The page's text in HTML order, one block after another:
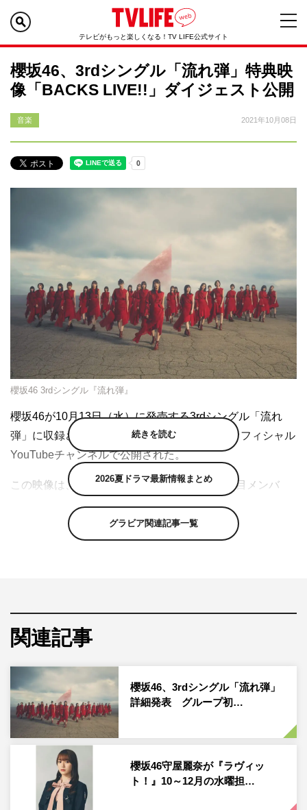
テレビがもっと楽しくなる！TV LIFE公式サイト
櫻坂46、3rdシングル「流れ弾」特典映
像「BACKS LIVE!!」ダイジェスト公開
音楽 2021年10月08日
櫻坂46 3rdシングル『流れ弾』
櫻坂46が10月13日（水）に発売する3rdシングル「流れ
弾」に収録される特典映像のダイジェストがオフィシャル
YouTubeチャンネルで公開された。
この映像は、1stシングル・2ndシングルの3列目メンバ
ー、通称“BACKS”メンバーのみで今年6月に開催されたラ
イブ「BACKS LIVE!!」より、3日目の公演を中心に収録さ
れたものからのダイジェスト。このライブは生配信されて
ライブで披露される各楽曲のセンターは、「私たちで、櫻
坂46を、強くする。」というキャッチコピーの下、メンバ
ーによる立候補制で選出。3公演を通して全員が必ず1度は
センターに立つため、普段とは違ったグループの装いを見
ることができる。グループにとって有観客での単独ライブ
は改名後初ということもあり、豪華な特典映像となってい
さらに、新たに撮り下ろしされた「SAKURA MEGURI」
が各形態に収録される。
続きを読む
2026夏ドラマ最新情報まとめ
グラビア関連記事一覧
関連記事
櫻坂46、3rdシングル「流れ弾」
詳細発表 グループ初…
櫻坂46守屋麗奈が『ラヴィッ
ト！』10～12月の水曜担…